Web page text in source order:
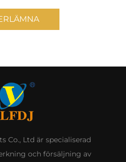
Co., Ltd är specialiserad
och försäljning av